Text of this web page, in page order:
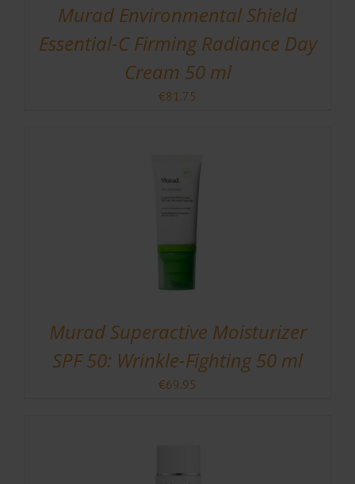
Murad Environmental Shield
Essential-C Firming Radiance Day
Cream 50 ml
€81.75
Murad Superactive Moisturizer
SPF 50: Wrinkle-Fighting 50 ml
€69.95